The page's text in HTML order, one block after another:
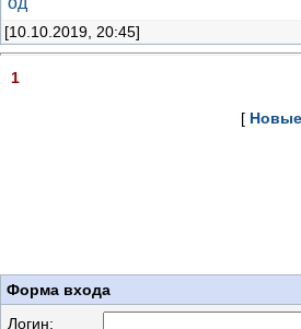
[10.10.2019, 20:45]
1
[
Форма входа
Логин: